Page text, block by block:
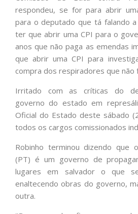
respondeu, se for para abrir
para o deputado que tá falando
ter que abrir uma CPI para o
anos que não paga as emendas
que abrir uma CPI para
compra dos respiradores que não
Irritado com as críticas do
governo do estado em
Oficial do Estado deste sábado
todos os cargos comissionados
Robinho terminou dizendo que
(PT) é um governo de
lugares em salvador o que
enaltecendo obras do governo,
outra.